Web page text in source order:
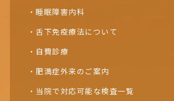
睡眠障害内科
舌下免疫療法について
自費診療
肥満症外来のご案内
当院で対応可能な検査一覧